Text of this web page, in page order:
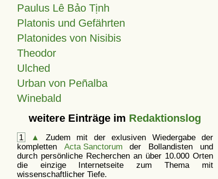
Paulus Lê Bảo Tịnh
Platonis und Gefährten
Platonides von Nisibis
Theodor
Ulched
Urban von Peñalba
Winebald
weitere Einträge im Redaktionslog
1 ▲
Zudem mit der exlusiven Wiedergabe der
kompletten Acta Sanctorum der Bollandisten und
durch persönliche Recherchen an über 10.000 Orten
die einzige Internetseite zum Thema mit
wissenschaftlicher Tiefe.